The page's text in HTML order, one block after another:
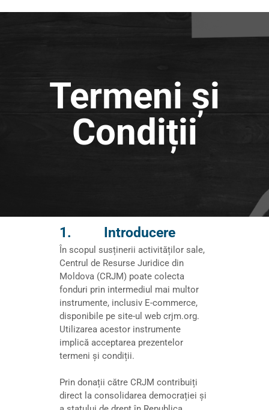
Termeni și
Condiții
1. Introducere
În scopul susținerii activităților sale,
Centrul de Resurse Juridice din
Moldova (CRJM) poate colecta
fonduri prin intermediul mai multor
instrumente, inclusiv E-commerce,
disponibile pe site-ul web crjm.org.
Utilizarea acestor instrumente
implică acceptarea prezentelor
termeni și condiții.
Prin donații către CRJM contribuiți
direct la consolidarea democrației și